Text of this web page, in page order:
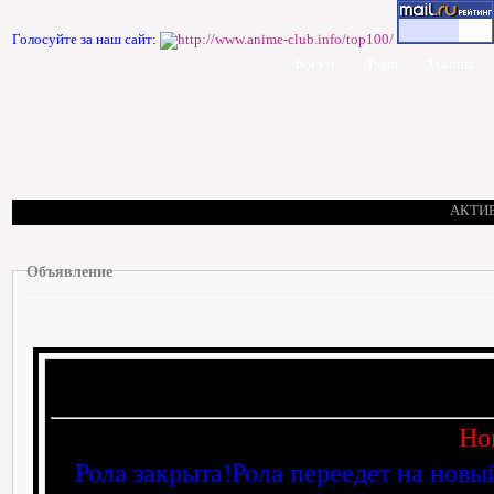
Голосуйте за наш сайт:
Объявление
Рола закрыта!Рола переедет на